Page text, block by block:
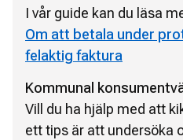
I vår guide kan du läsa
Om att betala under
felaktig faktura
Kommunal
Vill du ha hjälp med att
ett tips är att undersöka